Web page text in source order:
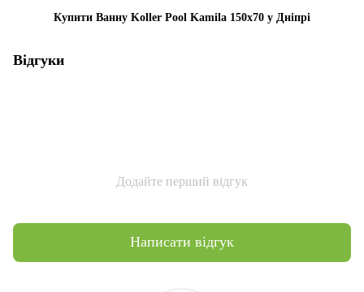
Купити Ванну Koller Pool Kamila 150x70 у Дніпрі
Відгуки
Додайте перший відгук
Написати відгук